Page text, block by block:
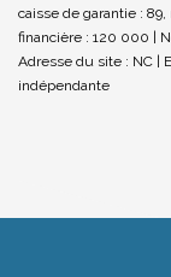
caisse de garantie :
financière : 120 000 |
Adresse du site : NC |
indépendante